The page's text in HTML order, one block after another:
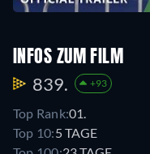
INFOS ZUM FILM
839. +93
Top Rank:01.
Top 10:5 TAGE